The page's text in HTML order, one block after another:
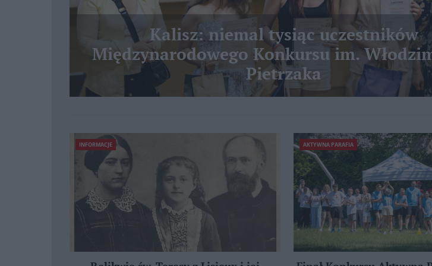
Kalisz: niemal tysiąc uczestników
Międzynarodowego Konkursu im.
Pietrzaka
INFORMACJE AKTYWNA PARAFIA